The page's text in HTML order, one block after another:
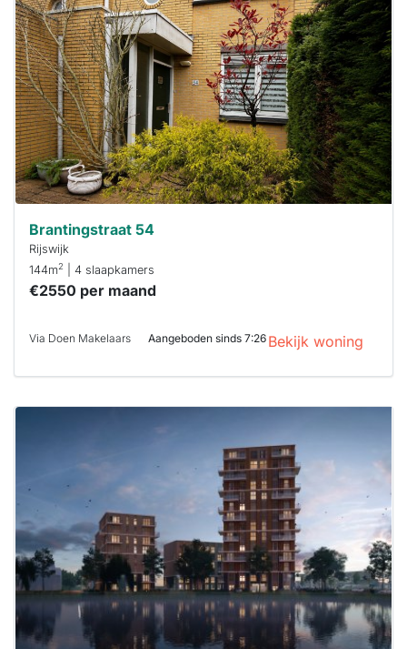
waarschijnlijk
al verhuurd
Om kans te
maken moet je
binnen 15
minuten
reageren.
Stekkies helpt
je hierbij!
Brantingstraat 54
Rijswijk
144m2 | 4 slaapkamers
€2550 per maand
Via Doen Makelaars Aangeboden sinds 7:26 Bekijk woning
Om kans te
maken moet je
binnen 15
minuten
reageren.
Stekkies helpt
je hierbij!